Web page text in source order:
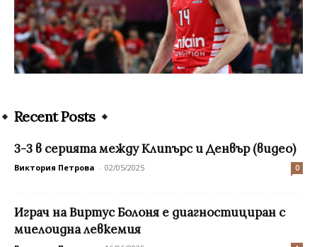
Recent Posts
3-3 в серията между Клипърс и Денвър (видео)
Виктория Петрова - 02/05/2025 0
Играч на Виртус Болоня е диагностициран с
миелоидна левкемия